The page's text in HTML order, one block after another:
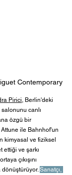
Contemporary
Pirici, Berlin'deki
canlı
özgü bir
ile Bahnhof'un
kimyasal ve fiziksel
ettiği ve şarkı
çıkışını
dönüştürüyor. Sanatçı,